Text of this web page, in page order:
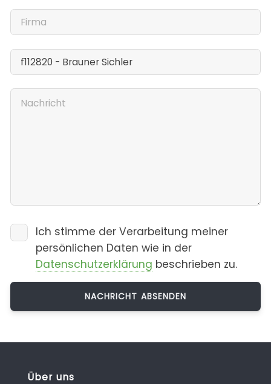
Ich stimme der Verarbeitung meiner
persönlichen Daten wie in der
Datenschutzerklärung beschrieben zu.
Über uns